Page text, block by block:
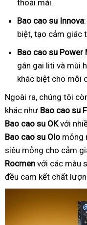
thoải mái.
Bao cao su Innova
biệt, tạo cảm giác
Bao cao su Power
gân gai liti và mùi
khác biệt cho mỗi
Ngoài ra, chúng tôi
khác như Bao cao su
Bao cao su OKvới
Bao cao su Olo mỏng
siêu mỏng cho cảm
Rocmen với các màu
đều cam kết chất